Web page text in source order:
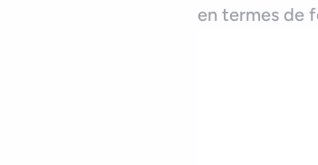
en termes de